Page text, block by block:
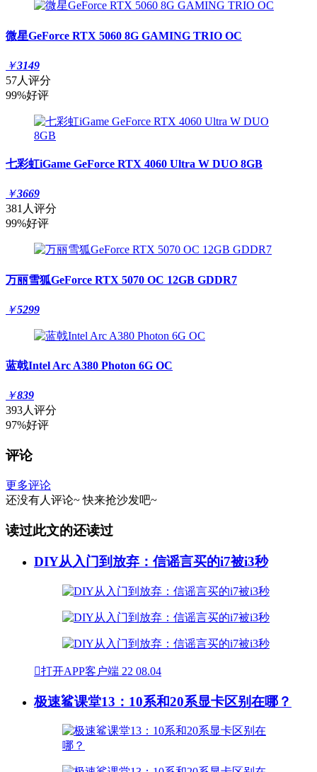
微星GeForce RTX 5060 8G GAMING TRIO OC
￥3149
57人评分
99%好评
七彩虹iGame GeForce RTX 4060 Ultra W DUO 8GB
￥3669
381人评分
99%好评
万丽雪狐GeForce RTX 5070 OC 12GB GDDR7
￥5299
蓝戟Intel Arc A380 Photon 6G OC
￥839
393人评分
97%好评
评论
更多评论
还没有人评论~ 快来抢沙发吧~
读过此文的还读过
DIY从入门到放弃：信谣言买的i7被i3秒
打开APP客户端 22 08.04
极速鲨课堂13：10系和20系显卡区别在哪？